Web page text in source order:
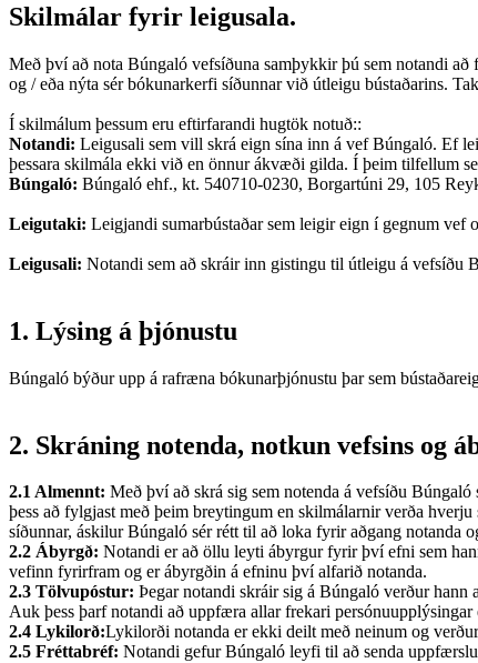
Skilmálar fyrir leigusala.
Með því að nota Búngaló vefsíðuna samþykkir þú sem notandi
og / eða nýta sér bókunarkerfi síðunnar við útleigu bústaðarins.
Í skilmálum þessum eru eftirfarandi hugtök notuð::
Notandi: Leigusali sem vill skrá eign sína inn á vef Búngaló. Ef
þessara skilmála ekki við en önnur ákvæði gilda. Í þeim tilfellum
Búngaló: Búngaló ehf., kt. 540710-0230, Borgartúni 29, 105
Leigutaki: Leigjandi sumarbústaðar sem leigir eign í gegnum vef
Leigusali: Notandi sem að skráir inn gistingu til útleigu á vefsíðu
1. Lýsing á þjónustu
Búngaló býður upp á rafræna bókunarþjónustu þar sem
2. Skráning notenda, notkun vefsins og
2.1 Almennt: Með því að skrá sig sem notenda á vefsíðu
þess að fylgjast með þeim breytingum en skilmálarnir verða
síðunnar, áskilur Búngaló sér rétt til að loka fyrir aðgang notanda
2.2 Ábyrgð: Notandi er að öllu leyti ábyrgur fyrir því efni sem
vefinn fyrirfram og er ábyrgðin á efninu því alfarið notanda.
2.3 Tölvupóstur: Þegar notandi skráir sig á Búngaló verður
Auk þess þarf notandi að uppfæra allar frekari
2.4 Lykilorð:Lykilorði notanda er ekki deilt með neinum og
2.5 Fréttabréf: Notandi gefur Búngaló leyfi til að senda